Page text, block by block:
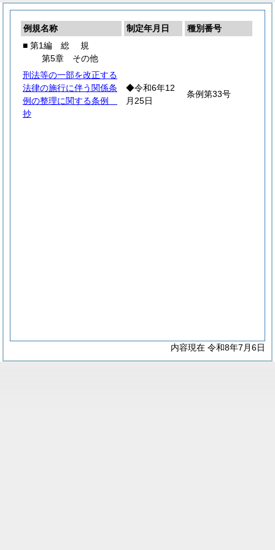
例規名称 制定年月日
種別番号
■ 第1編 総 規
第5章 その他
刑法等の一部を改正する
法律の施行に伴う関係条
例の整理に関する条例
抄
◆令和6年12
月25日
条例第33号
内容現在 令和8年7月6日